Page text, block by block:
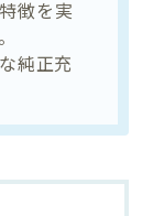
徴を実
純正充